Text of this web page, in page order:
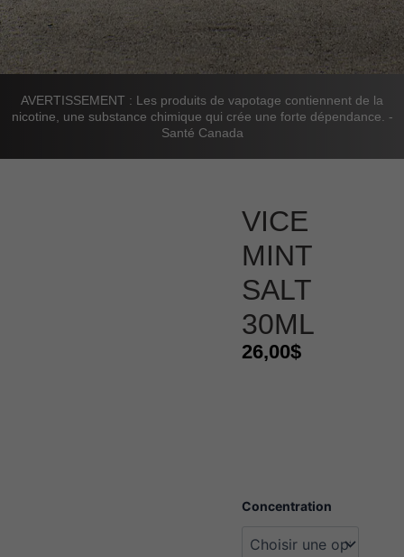
AVERTISSEMENT : Les produits de vapotage contiennent de la
nicotine, une substance chimique qui crée une forte dépendance. -
Santé Canada
VICE
MINT
SALT
30ML
26,00$
Concentration
quantité
Vice